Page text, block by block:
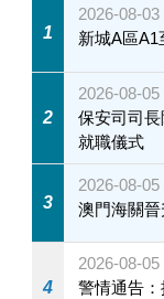
1
2026-08-03
新城A區A1
2
2026-08-05
保安司司
就職儀式
3
2026-08-05
澳門海關
4
2026-08-05
警情通告：